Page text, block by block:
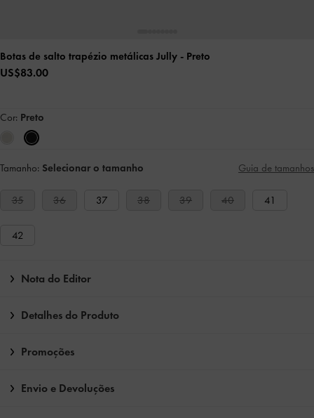
Botas de salto trapézio metálicas Jully - Preto
US$83.00
Cor: Preto
Tamanho: Selecionar o tamanho Guia de tamanhos
35 36 37 38 39 40 41
42
Nota do Editor
Detalhes do Produto
Promoções
Envio e Devoluções